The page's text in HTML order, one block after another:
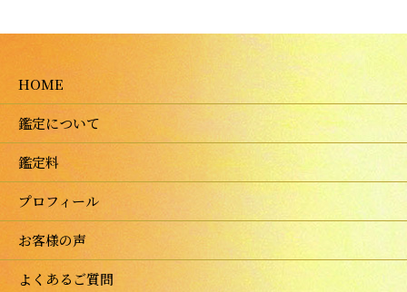
HOME
鑑定について
鑑定料
プロフィール
お客様の声
よくあるご質問